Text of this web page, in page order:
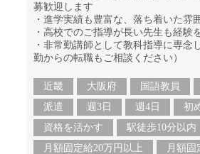
募歓迎します
・進学実績も豊富な、落ち着いた雰
・高校でのご指導が長い先生も経験
・非常勤講師として教科指導に専念
勤からの転職もご相談ください）
近畿 大阪府 国語教員
派遣
週3日 週4日
初
資格を活かす
駅徒歩10分以内
月額固定給20万円以上
月額固